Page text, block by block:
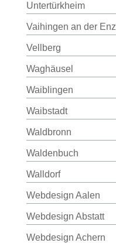
Untertürkheim
Vaihingen an der Enz
Vellberg
Waghäusel
Waiblingen
Waibstadt
Waldbronn
Waldenbuch
Walldorf
Webdesign Aalen
Webdesign Abstatt
Webdesign Achern